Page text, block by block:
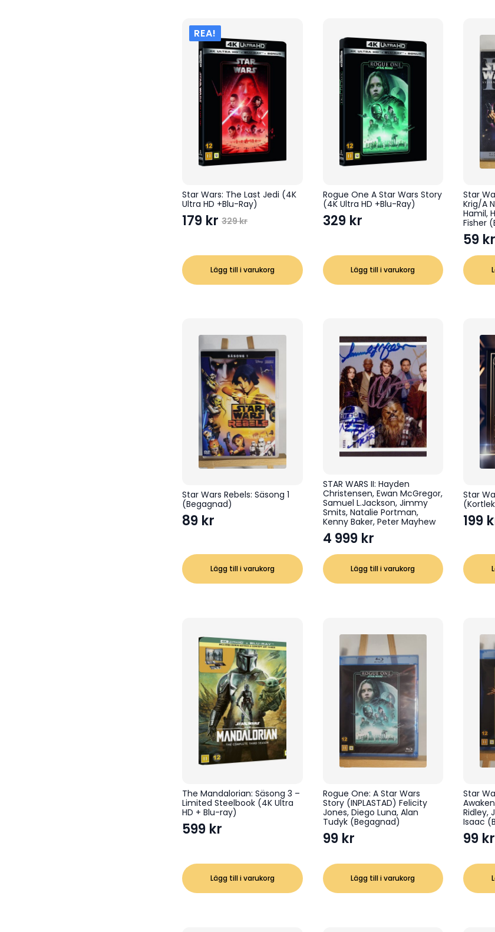
REA!
Star Wars: The Last Jedi (4K
Ultra HD +Blu-Ray)
329kr
Det
priset
var:
329 kr.
179 kr
Det
priset
är:
179 kr.
Lägg till i varukorg
Rogue One A Star Wars Story
(4K Ultra HD +Blu-Ray)
329 kr
Lägg till i varukorg
Star
Krig/A
Hamil,
Fisher
59 kr
Star Wars Rebels: Säsong 1
(Begagnad)
89 kr
Lägg till i varukorg
STAR WARS II: Hayden
Christensen, Ewan McGregor,
Samuel L.Jackson, Jimmy
Smits, Natalie Portman,
Kenny Baker, Peter Mayhew
4 999 kr
Lägg till i varukorg
Star
199
The Mandalorian: Säsong 3 –
Limited Steelbook (4K Ultra
HD + Blu-ray)
599 kr
Lägg till i varukorg
Rogue One: A Star Wars
Story (INPLASTAD) Felicity
Jones, Diego Luna, Alan
Tudyk (Begagnad)
99 kr
Lägg till i varukorg
Star
Ridley,
Isaac
99 kr